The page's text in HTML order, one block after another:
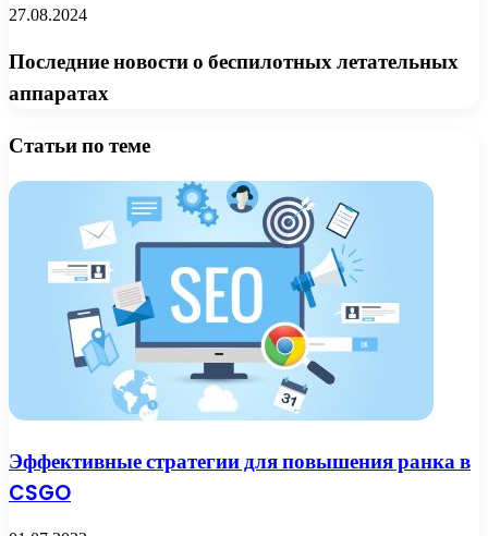
27.08.2024
Последние новости о беспилотных летательных
аппаратах
Статьи по теме
Эффективные стратегии для повышения ранка в
CSGO